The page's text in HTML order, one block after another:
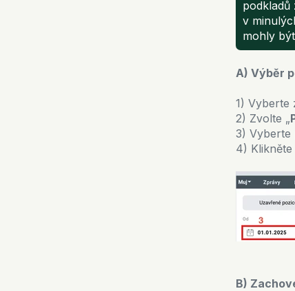
podkladů
v
mohly
A) Výběr
1) Vyberte
2) Zvolte „
3) Vyberte
4) Klikněte
B)